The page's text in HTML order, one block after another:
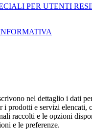
PER UTENTI
nel dettaglio i dati
i prodotti e servizi elencati,
raccolti e le opzioni
e le preferenze.